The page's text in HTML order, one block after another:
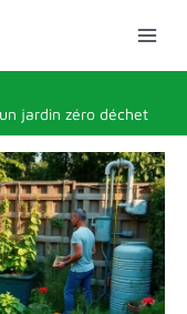
jardin zéro déchet